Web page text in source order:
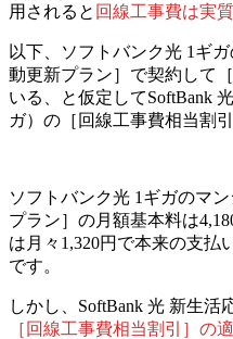
用されると 回線工事費は実
以下、ソフトバンク光 1ギ
動更新プラン］で契約して
いる、と仮定してSoftBank
ガ）の［回線工事費相当割
ソフトバンク光 1ギガのマ
プラン］の月額基本料は
は月々1,320円で本来の支払
です。
しかし、SoftBank 光 新生
［回線工事費相当割引］の